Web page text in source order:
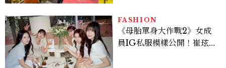
FASHION
《母胎單身大作戰2》女成
員IG私服模樣公開！崔玹諝